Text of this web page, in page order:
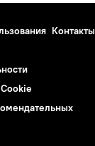
Контакты